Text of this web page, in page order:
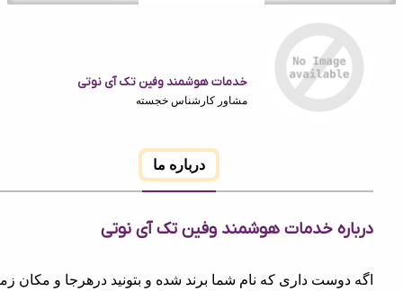
خدمات هوشمند وفین تک آی نوتی
مشاور کارشناس خجسته
خدمات هوشمند وفین تک آی نوتی
داری که نام شما برند شده و بتونید درهرجا و مکان زمان